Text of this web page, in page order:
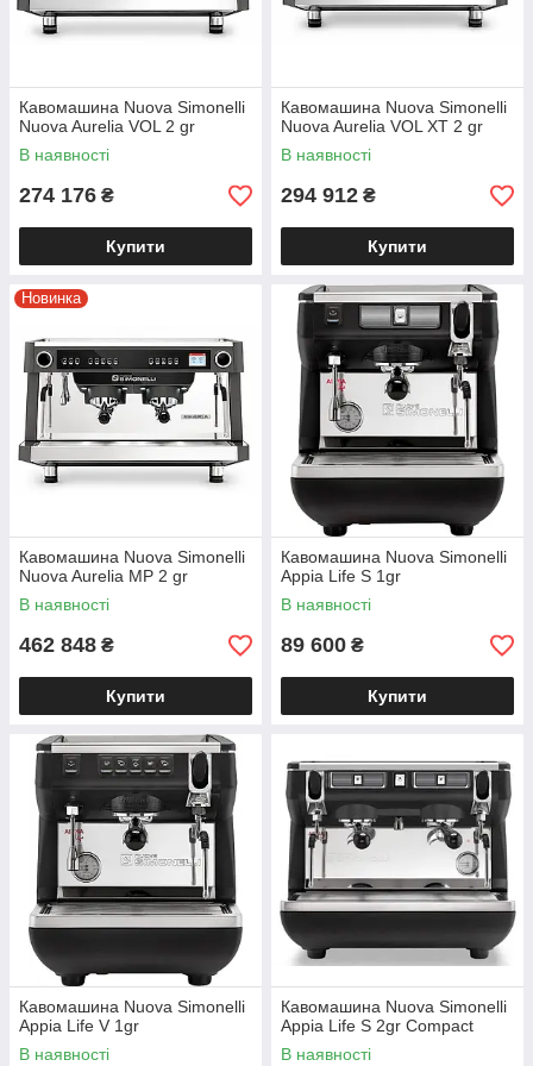
Професійні
кавоварки в
Україні з офіційною
гарантією!
Гарантійне та
післягарантійне
обслуговування техніки від
«System coffee service»!
Кавомашина Nuova Simonelli
Nuova Aurelia VOL 2 gr
В наявності
274 176 ₴
Купити
Кавомашина Nuova Simonelli
Nuova Aurelia VOL XT 2 gr
В наявності
294 912 ₴
Купити
Новинка
Кавомашина Nuova Simonelli
Nuova Aurelia MP 2 gr
В наявності
462 848 ₴
Купити
Кавомашина Nuova Simonelli
Appia Life S 1gr
В наявності
89 600 ₴
Купити
Кавомашина Nuova Simonelli
Appia Life V 1gr
В наявності
Кавомашина Nuova Simonelli
Appia Life S 2gr Compact
В наявності